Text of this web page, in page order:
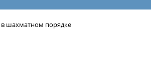
шахматном порядке